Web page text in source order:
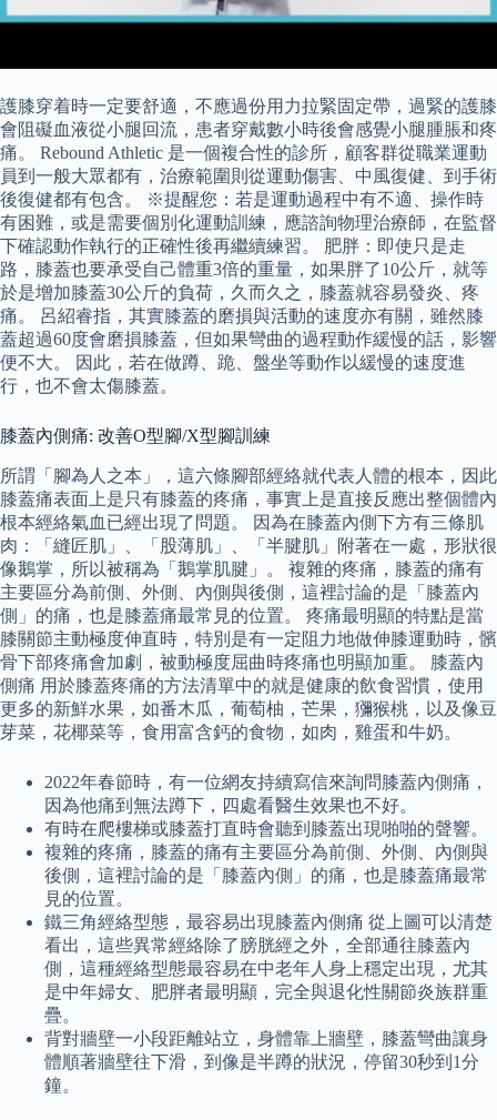
護膝穿着時一定要舒適，不應過份用力拉緊固定帶，過緊的護膝
會阻礙血液從小腿回流，患者穿戴數小時後會感覺小腿腫脹和疼
痛。 Rebound Athletic 是一個複合性的診所，顧客群從職業運動
員到一般大眾都有，治療範圍則從運動傷害、中風復健、到手術
後復健都有包含。 ※提醒您：若是運動過程中有不適、操作時
有困難，或是需要個別化運動訓練，應諮詢物理治療師，在監督
下確認動作執行的正確性後再繼續練習。 肥胖：即使只是走
路，膝蓋也要承受自己體重3倍的重量，如果胖了10公斤，就等
於是增加膝蓋30公斤的負荷，久而久之，膝蓋就容易發炎、疼
痛。 呂紹睿指，其實膝蓋的磨損與活動的速度亦有關，雖然膝
蓋超過60度會磨損膝蓋，但如果彎曲的過程動作緩慢的話，影響
便不大。 因此，若在做蹲、跪、盤坐等動作以緩慢的速度進
行，也不會太傷膝蓋。
膝蓋內側痛: 改善O型腳/X型腳訓練
所謂「腳為人之本」，這六條腳部經絡就代表人體的根本，因此
膝蓋痛表面上是只有膝蓋的疼痛，事實上是直接反應出整個體內
根本經絡氣血已經出現了問題。 因為在膝蓋內側下方有三條肌
肉：「縫匠肌」、「股薄肌」、「半腱肌」附著在一處，形狀很
像鵝掌，所以被稱為「鵝掌肌腱」。 複雜的疼痛，膝蓋的痛有
主要區分為前側、外側、內側與後側，這裡討論的是「膝蓋內
側」的痛，也是膝蓋痛最常見的位置。 疼痛最明顯的特點是當
膝關節主動極度伸直時，特別是有一定阻力地做伸膝運動時，髕
骨下部疼痛會加劇，被動極度屈曲時疼痛也明顯加重。 膝蓋內
側痛 用於膝蓋疼痛的方法清單中的就是健康的飲食習慣，使用
更多的新鮮水果，如番木瓜，葡萄柚，芒果，獼猴桃，以及像豆
芽菜，花椰菜等，食用富含鈣的食物，如肉，雞蛋和牛奶。
2022年春節時，有一位網友持續寫信來詢問膝蓋內側痛，
因為他痛到無法蹲下，四處看醫生效果也不好。
有時在爬樓梯或膝蓋打直時會聽到膝蓋出現啪啪的聲響。
複雜的疼痛，膝蓋的痛有主要區分為前側、外側、內側與
後側，這裡討論的是「膝蓋內側」的痛，也是膝蓋痛最常
見的位置。
鐵三角經絡型態，最容易出現膝蓋內側痛 從上圖可以清楚
看出，這些異常經絡除了膀胱經之外，全部通往膝蓋內
側，這種經絡型態最容易在中老年人身上穩定出現，尤其
是中年婦女、肥胖者最明顯，完全與退化性關節炎族群重
疊。
背對牆壁一小段距離站立，身體靠上牆壁，膝蓋彎曲讓身
體順著牆壁往下滑，到像是半蹲的狀況，停留30秒到1分
鐘。